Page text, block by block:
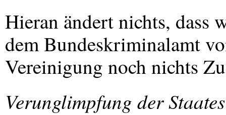
Hieran ändert nichts, dass
dem Bundeskriminalamt
Vereinigung noch nichts
Verunglimpfung der